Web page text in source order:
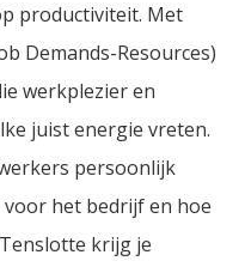
productiviteit. Met
Demands-Resources)
werkplezier en
juist energie vreten.
persoonlijk
het bedrijf en hoe
krijg je